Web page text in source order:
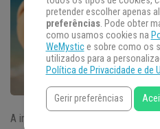
A influência energética da música
pretender escolher apenas
preferências. Pode obter
como usamos cookies na
WeMystice sobre como os
utilizados para a
Política de Privacidade e de
Gerir preferências